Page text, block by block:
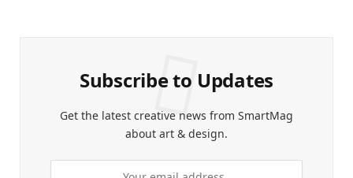
Subscribe to Updates
Get the latest creative news from SmartMag
about art & design.